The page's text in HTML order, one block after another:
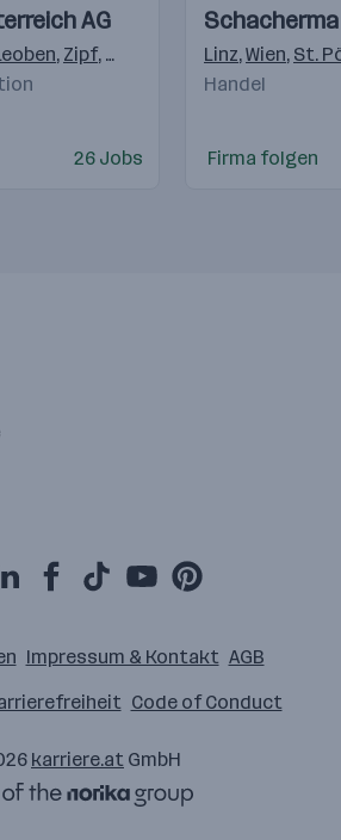
AG
, Zipf, Graz ,Schladming,
26 Jobs
Videos
Einblicke
Einblicke
Linz,Wien, St.
Handel
Firma folgen
Impressum & Kontakt AGB
Code of Conduct
karriere.at GmbH